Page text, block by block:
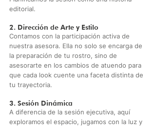
editorial.
2. Dirección de Arte y Estilo
Contamos con la participación activa de
nuestra asesora. Ella no solo se encarga de
la preparación de tu rostro, sino de
asesorarte en los cambios de atuendo para
que cada look cuente una faceta distinta de
tu trayectoria.
3. Sesión Dinámica
A diferencia de la sesión ejecutiva, aquí
exploramos el espacio, jugamos con la luz y